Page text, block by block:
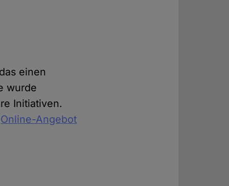
einen
wurde
Initiativen.
Online-Angebot